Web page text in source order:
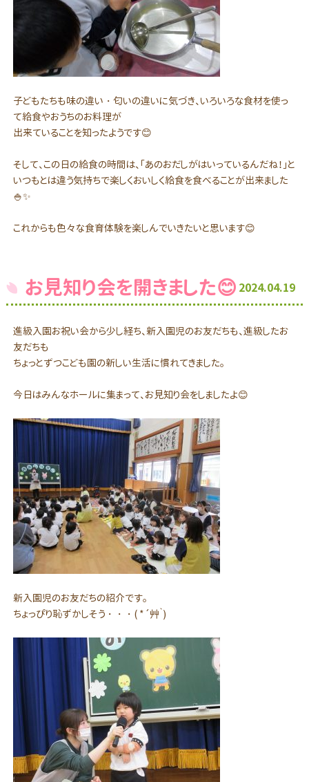
子どもたちも味の違い・匂いの違いに気づき、いろいろな食材を使っ
て給食やおうちのお料理が
出来ていることを知ったようです😊
そして、この日の給食の時間は、「あのおだしがはいっているんだね！」と
いつもとは違う気持ちで楽しくおいしく給食を食べることが出来ました
🍚✨
これからも色々な食育体験を楽しんでいきたいと思います😊
お見知り会を開きました😊 2024.04.19
進級入園お祝い会から少し経ち、新入園児のお友だちも、進級したお
友だちも
ちょっとずつこども園の新しい生活に慣れてきました。
今日はみんなホールに集まって、お見知り会をしましたよ😊
新入園児のお友だちの紹介です。
ちょっぴり恥ずかしそう・・・( *´艸｀)